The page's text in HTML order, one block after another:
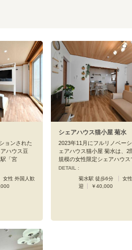
ョンされた
ハウス豆
「宮
女性 外国人歓
シェアハウス猫小屋 菊水
2023年11月にフルリノベー
ェアハウス猫小屋 菊水は、2
規模の女性限定シェアハウス
DETAIL :
菊水駅 徒歩6分
女
迎
￥40,000